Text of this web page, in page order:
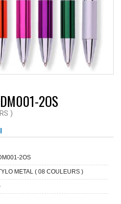
2OS
)
2OS
METAL ( 08 COULEURS )